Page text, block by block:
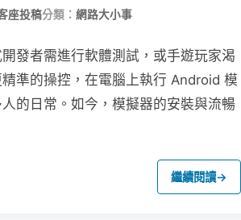
座投稿分類： 網路大小事
發者需進行軟體測試，或手遊玩家渴
準的操控，在電腦上執行 Android 模
的日常。如今，模擬器的安裝與流暢
繼續閱讀→